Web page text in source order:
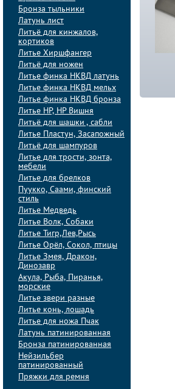
Бронза тыльники
Латунь лист
Литьё для кинжалов,
кортиков
Литье Хиршфангер
Литьё для ножен
Литье финка НКВД латунь
Литье финка НКВД мельх
Литье финка НКВД бронза
Литье НР, НР Вишня
Литьё для шашки , сабли
Литье Пластун, Засапожный
Литьё для шампуров
Литье для трости, зонта,
мебели
Литье для брелков
Пуукко, Саами, финский
стиль
Литье Медведь
Литье Волк, Собаки
Литье Тигр,Лев,Рысь
Литье Орёл, Сокол, птицы
Литье Змея, Дракон,
Динозавр
Акула, Рыба, Пиранья,
морские
Литье звери разные
Литье конь, лошадь
Литье для ножа Пчак
Латунь патинированная
Бронза патинированная
Нейзильбер
патинированный
Пряжки для ремня